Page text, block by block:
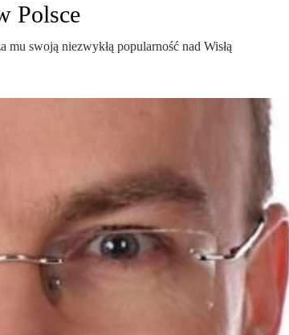
Polsce
swoją niezwykłą popularność nad Wisłą